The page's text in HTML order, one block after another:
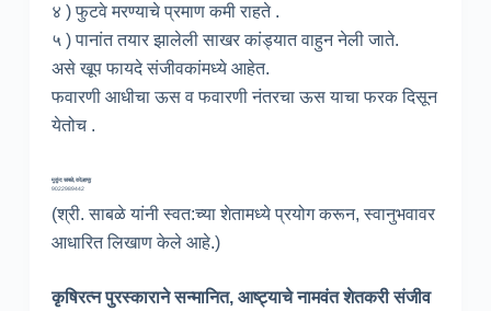
४ ) फुटवे मरण्याचे प्रमाण कमी राहते .
५ ) पानांत तयार झालेली साखर कांड्यात वाहुन नेली जाते.
असे खूप फायदे संजीवकांमध्ये आहेत.
फवारणी आधीचा ऊस व फवारणी नंतरचा ऊस याचा फरक दिसून
येतोच .
मुकुंद साबळे, कोल्हापूर
9022989442
(श्री. साबळे यांनी स्वत:च्या शेतामध्ये प्रयोग करून, स्वानुभवावर
आधारित लिखाण केले आहे.)
कृषिरत्न पुरस्काराने सन्मानित, आष्ट्याचे नामवंत शेतकरी संजीव